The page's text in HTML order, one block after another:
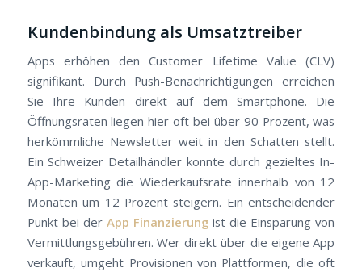
Kundenbindung als Umsatztreiber
Apps erhöhen den Customer Lifetime Value (CLV)
signifikant. Durch Push-Benachrichtigungen erreichen
Sie Ihre Kunden direkt auf dem Smartphone. Die
Öffnungsraten liegen hier oft bei über 90 Prozent, was
herkömmliche Newsletter weit in den Schatten stellt.
Ein Schweizer Detailhändler konnte durch gezieltes In-
App-Marketing die Wiederkaufsrate innerhalb von 12
Monaten um 12 Prozent steigern. Ein entscheidender
Punkt bei der App Finanzierung ist die Einsparung von
Vermittlungsgebühren. Wer direkt über die eigene App
verkauft, umgeht Provisionen von Plattformen, die oft